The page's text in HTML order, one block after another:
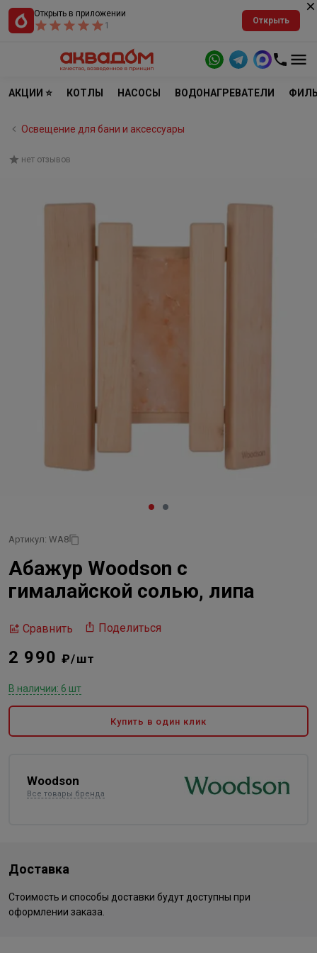
Открыть в приложении
1
Открыть
АКЦИИ ⭐ КОТЛЫ НАСОСЫ ВОДОНАГРЕВАТЕЛИ
Освещение для бани и аксессуары
нет отзывов
Артикул: WA8
Абажур Woodson с
гималайской солью, липа
Сравнить Поделиться
2 990₽/шт
В наличии: 6 шт
Купить в один клик
Woodson
Все товары бренда
Доставка
Стоимость и способы доставки будут доступны при
оформлении заказа.